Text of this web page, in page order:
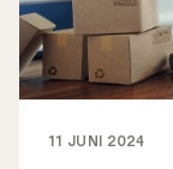
11 JUNI 2024